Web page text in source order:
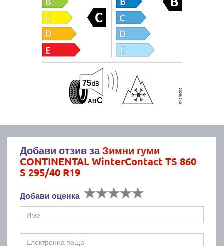
ABC
75dB
Добави отзив заЗимни гуми
CONTINENTAL WinterContact TS 860
S 295/40 R19
Добави оценка